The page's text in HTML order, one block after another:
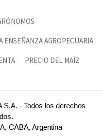
ENSEÑANZA AGROPECUARIA
PRECIO DEL MAÍZ
- Todos los derechos
CABA, Argentina